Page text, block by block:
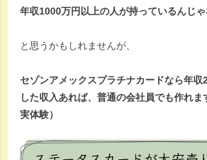
年収1000万円以上の人が持っているんじゃ
と思うかもしれませんが、
セゾンアメックスプラチナカードなら年収
した収入あれば、普通の会社員でも作れま
実体験）